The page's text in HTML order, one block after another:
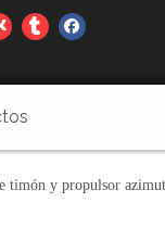
timón y propulsor